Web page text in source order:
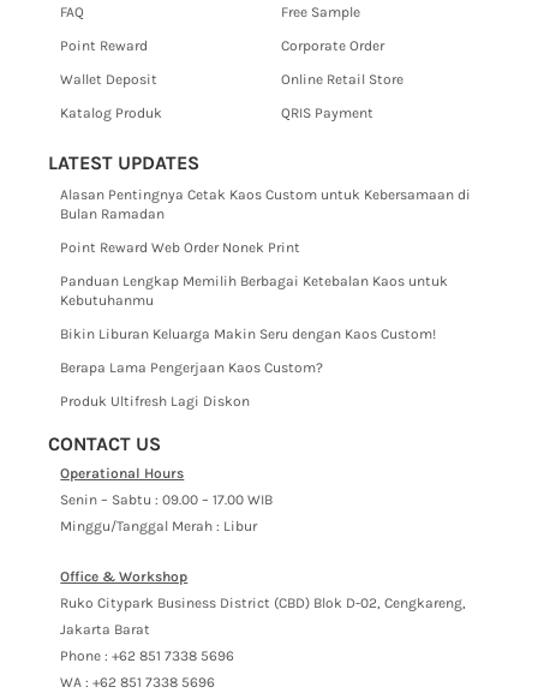
LATEST UPDATES
CONTACT US
FAQ
Point Reward
Wallet Deposit
Katalog Produk
Free Sample
Corporate Order
Online Retail Store
QRIS Payment
Alasan Pentingnya Cetak Kaos Custom untuk Kebersamaan di
Bulan Ramadan
Point Reward Web Order Nonek Print
Panduan Lengkap Memilih Berbagai Ketebalan Kaos untuk
Kebutuhanmu
Bikin Liburan Keluarga Makin Seru dengan Kaos Custom!
Berapa Lama Pengerjaan Kaos Custom?
Produk Ultifresh Lagi Diskon
Operational Hours
Senin – Sabtu : 09.00 – 17.00 WIB
Minggu/Tanggal Merah : Libur
Office & Workshop
Ruko Citypark Business District (CBD) Blok D-02, Cengkareng,
Jakarta Barat
Phone : +62 851 7338 5696
WA : +62 851 7338 5696